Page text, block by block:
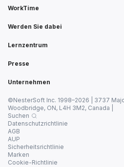
WorkTime
Werden Sie dabei
Lernzentrum
Presse
Unternehmen
©NesterSoft Inc. 1998–2026 | 3737
Woodbridge, ON, L4H 3M2, Canada |
Suchen
Datenschutzrichtlinie
AGB
AUP
Sicherheitsrichtlinie
Marken
Cookie-Richtlinie